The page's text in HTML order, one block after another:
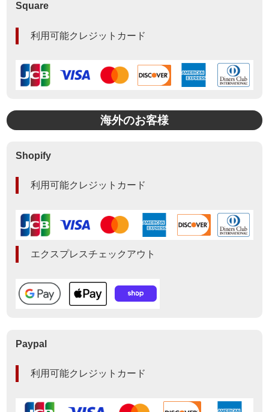
Square
利用可能クレジットカード
海外のお客様
Shopify
利用可能クレジットカード
エクスプレスチェックアウト
Paypal
利用可能クレジットカード